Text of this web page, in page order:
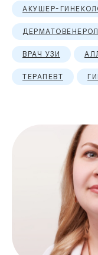
АКУШЕР-
ВРАЧ УЗИ
ТЕРАПЕВТ